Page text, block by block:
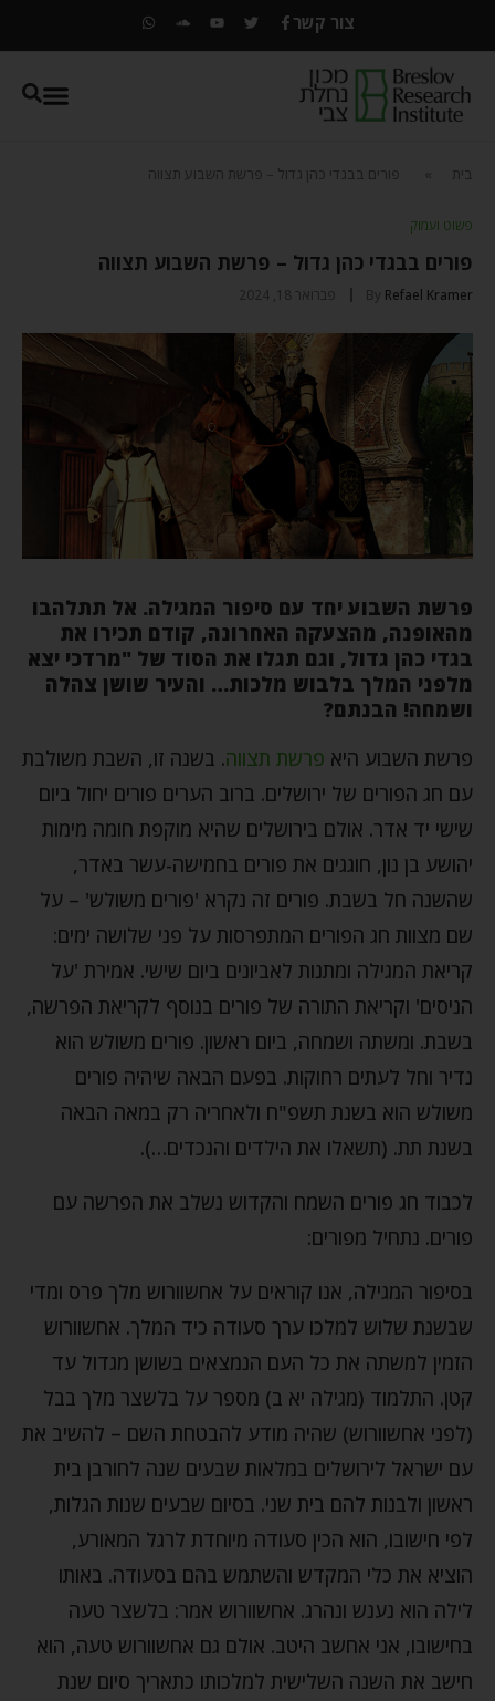
צור קשר
בית פורים בבגדי כהן גדול – פרשת השבוע תצווה
פשוט ועמוק
פורים בבגדי כהן גדול – פרשת השבוע תצווה
By Refael Kramer פברואר 18, 2024
פרשת השבוע יחד עם סיפור המגילה. אל תתלהבו
מהאופנה, מהצעקה האחרונה, קודם תכירו את
בגדי כהן גדול, וגם תגלו את הסוד של "מרדכי יצא
מלפני המלך בלבוש מלכות… והעיר שושן צהלה
ושמחה! הבנתם?
פרשת השבוע היא פרשת תצווה. בשנה זו, השבת משולבת
עם חג הפורים של ירושלים. ברוב הערים פורים יחול ביום
שישי יד אדר. אולם בירושלים שהיא מוקפת חומה מימות
יהושע בן נון, חוגגים את פורים בחמישה-עשר באדר,
שהשנה חל בשבת. פורים זה נקרא 'פורים משולש' – על
שם מצוות חג הפורים המתפרסות על פני שלושה ימים:
קריאת המגילה ומתנות לאביונים ביום שישי. אמירת 'על
הניסים' וקריאת התורה של פורים בנוסף לקריאת הפרשה,
בשבת. ומשתה ושמחה, ביום ראשון. פורים משולש הוא
נדיר וחל לעתים רחוקות. בפעם הבאה שיהיה פורים
משולש הוא בשנת תשפ"ח ולאחריה רק במאה הבאה
בשנת תת. (תשאלו את הילדים והנכדים…).
לכבוד חג פורים השמח והקדוש נשלב את הפרשה עם
פורים. נתחיל מפורים:
בסיפור המגילה, אנו קוראים על אחשוורוש מלך פרס ומדי
שבשנת שלוש למלכו ערך סעודה כיד המלך. אחשוורוש
הזמין למשתה את כל העם הנמצאים בשושן מגדול עד
קטן. התלמוד (מגילה יא ב) מספר על בלשצר מלך בבל
(לפני אחשוורוש) שהיה מודע להבטחת השם – להשיב את
עם ישראל לירושלים במלאות שבעים שנה לחורבן בית
ראשון ולבנות להם בית שני. בסיום שבעים שנות הגלות,
לפי חישובו, הוא הכין סעודה מיוחדת לרגל המאורע,
הוציא את כלי המקדש והשתמש בהם בסעודה. באותו
לילה הוא נענש ונהרג. אחשוורוש אמר: בלשצר טעה
בחישובו, אני אחשב היטב. אולם גם אחשוורוש טעה, הוא
חישב את השנה השלישית למלכותו כתאריך סיום שנת